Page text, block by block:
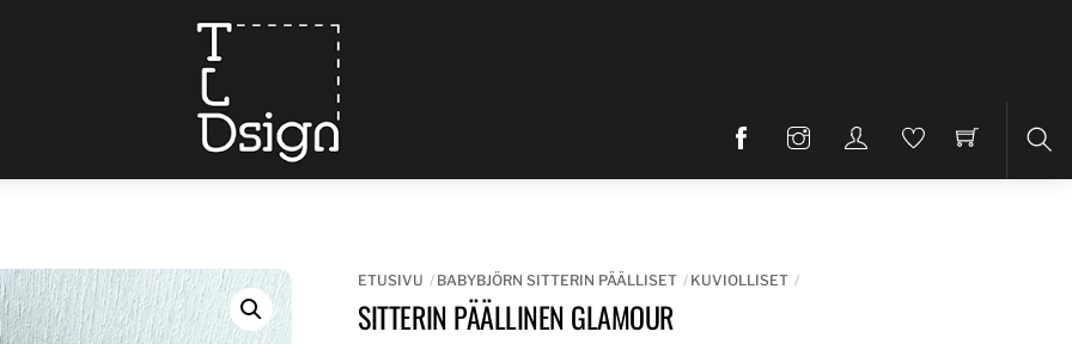
ETUSIVU BABYBJÖRN SITTERIN PÄÄLLISET KUVIOLLISET
SITTERIN PÄÄLLINEN GLAMOUR